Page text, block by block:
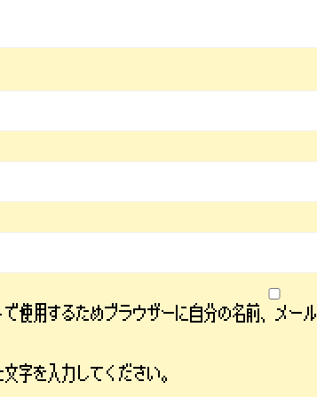
使用するためブラウザーに自分の名前、メー
文字を入力してください。